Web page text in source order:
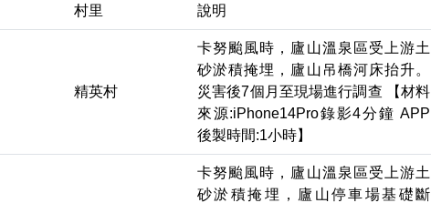
村里 說明
精英村
卡努颱風時，廬山溫泉區受上游土
砂淤積掩埋，廬山吊橋河床抬升。
災害後7個月至現場進行調查 【材料
來源:iPhone14Pro錄影4分鐘 APP
後製時間:1小時】
卡努颱風時，廬山溫泉區受上游土
砂淤積掩埋，廬山停車場基礎斷